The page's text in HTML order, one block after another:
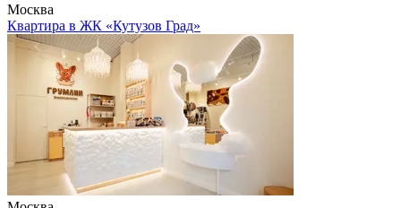
Москва
Квартира в ЖК «Кутузов Град»